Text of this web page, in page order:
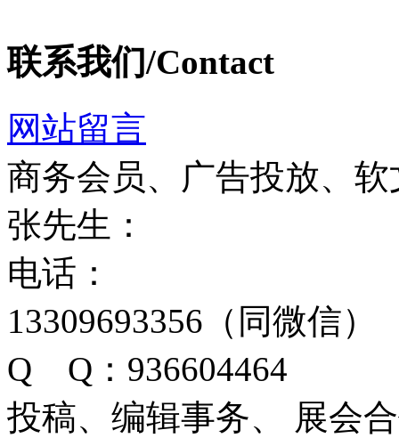
联系我们/Contact
网站留言
商务会员、广告投放、软
张先生：
电话：
13309693356（同微信）
Q Q：936604464
投稿、编辑事务、 展会